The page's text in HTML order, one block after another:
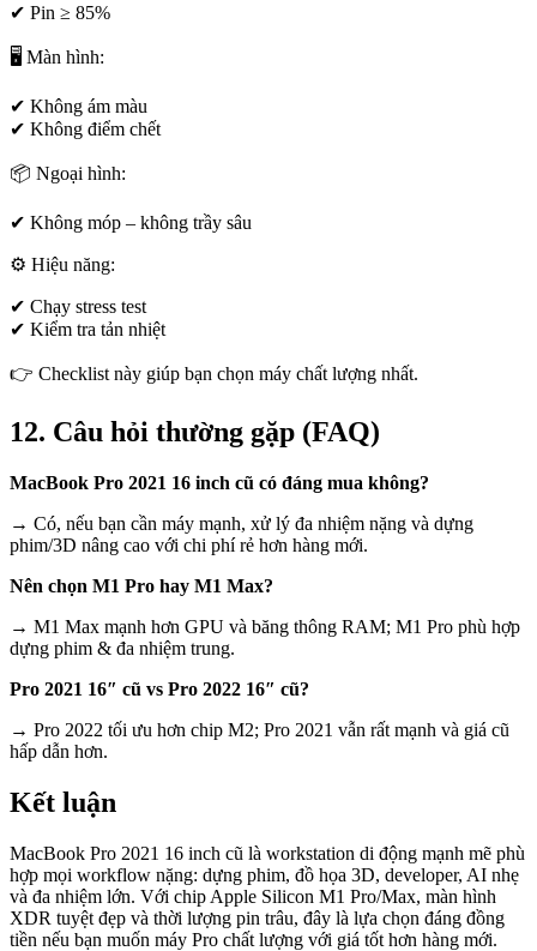
✔ Pin ≥ 85%
🖥 Màn hình:
✔ Không ám màu
✔ Không điểm chết
📦 Ngoại hình:
✔ Không móp – không trầy sâu
⚙️ Hiệu năng:
✔ Chạy stress test
✔ Kiểm tra tản nhiệt
👉 Checklist này giúp bạn chọn máy chất lượng nhất.
12. Câu hỏi thường gặp (FAQ)
MacBook Pro 2021 16 inch cũ có đáng mua không?
→ Có, nếu bạn cần máy mạnh, xử lý đa nhiệm nặng và dựng
phim/3D nâng cao với chi phí rẻ hơn hàng mới.
Nên chọn M1 Pro hay M1 Max?
→ M1 Max mạnh hơn GPU và băng thông RAM; M1 Pro phù hợp
dựng phim & đa nhiệm trung.
Pro 2021 16″ cũ vs Pro 2022 16″ cũ?
→ Pro 2022 tối ưu hơn chip M2; Pro 2021 vẫn rất mạnh và giá cũ
hấp dẫn hơn.
Kết luận
MacBook Pro 2021 16 inch cũ là workstation di động mạnh mẽ phù
hợp mọi workflow nặng: dựng phim, đồ họa 3D, developer, AI nhẹ
và đa nhiệm lớn. Với chip Apple Silicon M1 Pro/Max, màn hình
XDR tuyệt đẹp và thời lượng pin trâu, đây là lựa chọn đáng đồng
tiền nếu bạn muốn máy Pro chất lượng với giá tốt hơn hàng mới.